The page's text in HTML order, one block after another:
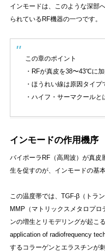
インモードは、このような深部
られているRF機器の一つです。
この章のポイント
・RFが真皮を38〜43℃に
・ほうれい線は原因タイ
・ハイフ・サーマクール
インモードの作用機序
バイポーラRF（高周波）が真
生を促すのが、インモードの基
この温度帯では、TGF-β（トラ
MMP（マトリックスメタロプ
ンの増生とリモデリングが起こ
application of radiofrequency
するコラーゲンとエラスチンが